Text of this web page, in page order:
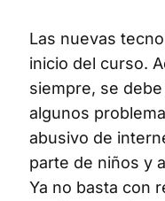
Las nuevas
inicio del curso.
siempre, se
algunos
abusivo de
parte de niños y
Ya no basta con